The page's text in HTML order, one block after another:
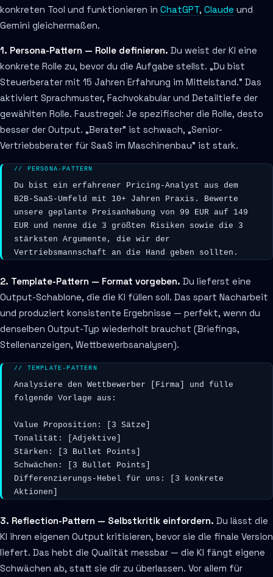
konkreten Tool und funktionieren in ChatGPT, Claude und
Gemini gleichermaßen.
1. Persona-Pattern — Rolle definieren. Du weist der KI eine
konkrete Rolle zu, bevor du die Aufgabe stellst. „Du bist
Steuerberater mit 15 Jahren Erfahrung im Mittelstand." Das
aktiviert Sprachmuster, Fachvokabular und Detailtiefe der
gewählten Rolle. Faustregel: Je spezifischer die Rolle, desto
besser der Output. „Berater" ist schwach, „Senior-
Vertriebsberater für SaaS im Maschinenbau" ist stark.
// PERSONA-PATTERN
Du bist ein erfahrener Pricing-Analyst aus dem
B2B-SaaS-Umfeld mit 10+ Jahren Praxis. Bewerte
unsere geplante Preisanhebung von 99 EUR auf 149
EUR und nenne die 3 größten Risiken sowie die 3
stärksten Argumente, die wir der
Vertriebsmannschaft an die Hand geben sollten.
2. Template-Pattern — Format vorgeben. Du lieferst eine
Output-Schablone, die die KI füllen soll. Das spart Nacharbeit
und produziert konsistente Ergebnisse — perfekt, wenn du
denselben Output-Typ wiederholt brauchst (Briefings,
Stellenanzeigen, Wettbewerbsanalysen).
// TEMPLATE-PATTERN
Analysiere den Wettbewerber [Firma] und fülle
folgende Vorlage aus:
Value Proposition: [3 Sätze]
Tonalität: [Adjektive]
Stärken: [3 Bullet Points]
Schwächen: [3 Bullet Points]
Differenzierungs-Hebel für uns: [3 konkrete
Aktionen]
3. Reflection-Pattern — Selbstkritik einfordern. Du lässt die
KI ihren eigenen Output kritisieren, bevor sie die finale Version
liefert. Das hebt die Qualität messbar — die KI fängt eigene
Schwächen ab, statt sie dir zu überlassen. Vor allem für